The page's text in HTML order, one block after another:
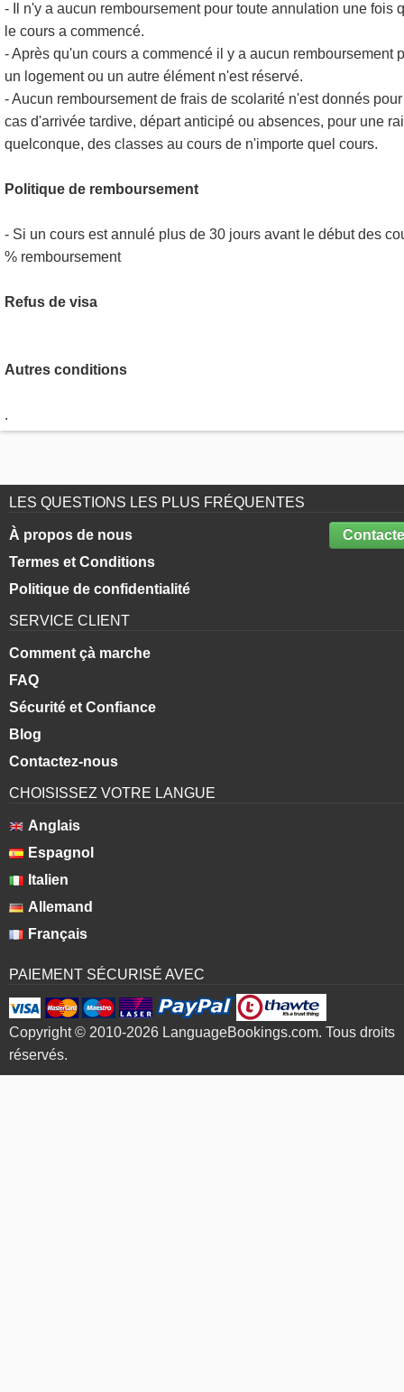
- Il n'y a aucun remboursement pour toute annulation une fois
le cours a commencé.
- Après qu'un cours a commencé il y a aucun remboursement
un logement ou un autre élément n'est réservé.
- Aucun remboursement de frais de scolarité n'est donnés
cas d'arrivée tardive, départ anticipé ou absences, pour une
quelconque, des classes au cours de n'importe quel cours.
Politique de remboursement
- Si un cours est annulé plus de 30 jours avant le début des
% remboursement
Refus de visa
Autres conditions
.
LES QUESTIONS LES PLUS FRÉQUENTES
À propos de nous
Termes et Conditions
Politique de confidentialité
SERVICE CLIENT
Comment çà marche
FAQ
Sécurité et Confiance
Blog
Contactez-nous
CHOISISSEZ VOTRE LANGUE
Anglais
Espagnol
Italien
Allemand
Français
PAIEMENT SÉCURISÉ AVEC
Copyright © 2010-2026 LanguageBookings.com. Tous droits
réservés.